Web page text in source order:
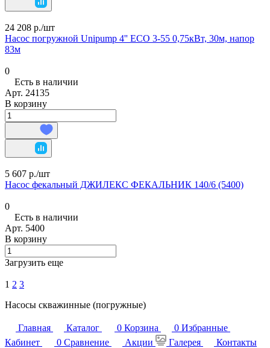
24 208 р./шт
Насос погружной Unipump 4'' ECO 3-55 0,75кВт, 30м, напор
83м
0
Есть в наличии
Арт. 24135
В корзину
5 607 р./шт
Насос фекальный ДЖИЛЕКС ФЕКАЛЬНИК 140/6 (5400)
0
Есть в наличии
Арт. 5400
В корзину
Загрузить еще
1 2 3
Насосы скважинные (погружные)
Главная Каталог 0 Корзина 0 Избранные
Кабинет
0 Сравнение Акции Галерея
Контакты